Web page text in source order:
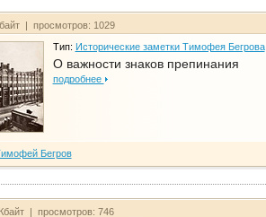
| просмотров: 1029
Тип: Исторические заметки Тимофея Бегрова
О важности знаков препинания
подробнее
Бегров
| просмотров: 746